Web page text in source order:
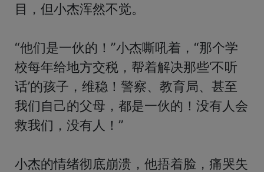
目，但小杰浑然不觉。
“他们是一伙的！”小杰嘶吼着，“那个学
校每年给地方交税，帮着解决那些‘不听
话’的孩子，维稳！警察、教育局、甚至
我们自己的父母，都是一伙的！没有人会
救我们，没有人！”
小杰的情绪彻底崩溃，他捂着脸，痛哭失